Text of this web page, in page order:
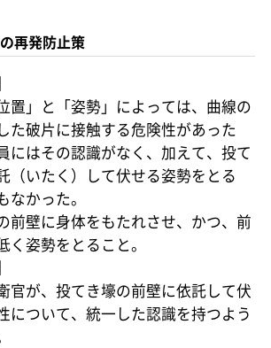
再発防止策
置」と「姿勢」によっては、曲線の
た破片に接触する危険性があった
にはその認識がなく、加えて、投て
（いたく）して伏せる姿勢をとる
なかった。
前壁に身体をもたれさせ、かつ、前
姿勢をとること。
官が、投てき壕の前壁に依託して伏
について、統一した認識を持つよう